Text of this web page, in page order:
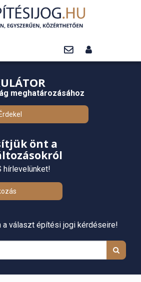
meghatározásához
Érdekel
önt a
hírlevelünket!
a választ építési jogi kérdéseire!